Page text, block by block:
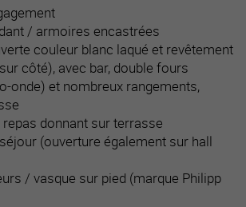
/ armoires encastrées
couleur blanc laqué et revêtement
côté), avec bar, double fours
onde) et nombreux rangements,
donnant sur terrasse
(ouverture également sur hall
/ vasque sur pied (marque Philipp